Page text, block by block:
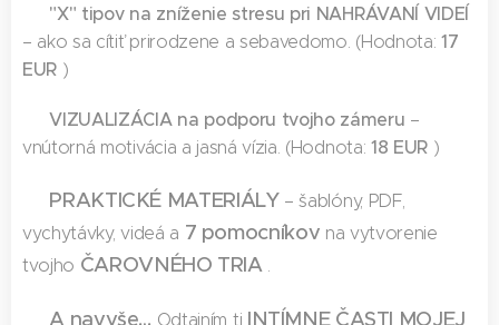
"X" tipov na zníženie stresu pri NAHRÁVANÍ VIDEÍ
– ako sa cítiť prirodzene a sebavedomo. (Hodnota: 17
EUR )
✅VIZUALIZÁCIA na podporu tvojho zámeru –
vnútorná motivácia a jasná vízia. (Hodnota: 18 EUR )
PRAKTICKÉ MATERIÁLY– šablóny, PDF,
vychytávky, videá a 7 pomocníkov na vytvorenie
tvojho ČAROVNÉHO TRIA
A navyše… Odtajním ti INTÍMNE ČASTI MOJEJ